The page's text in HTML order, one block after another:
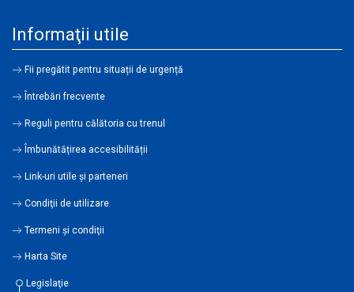
Informaţii utile
Fii pregătit pentru situații de urgență
Întrebări frecvente
Reguli pentru călătoria cu trenul
Îmbunătățirea accesibilității
Link-uri utile şi parteneri
Condiţii de utilizare
Termeni şi condiţii
Harta Site
Legislaţie